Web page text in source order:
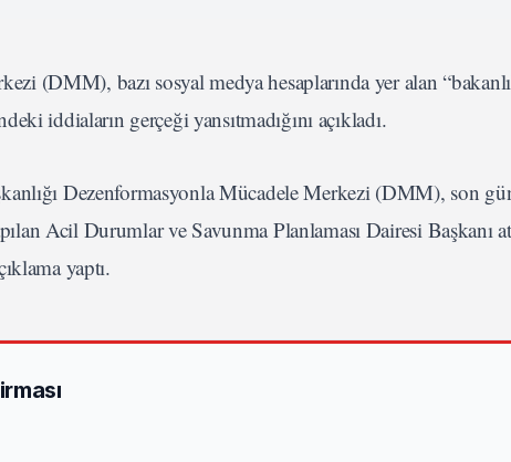
(DMM), bazı sosyal medya hesaplarında yer alan
iddiaların gerçeği yansıtmadığını açıkladı.
Dezenformasyonla Mücadele Merkezi (DMM), son
Acil Durumlar ve Savunma Planlaması Dairesi Başkanı
yaptı.